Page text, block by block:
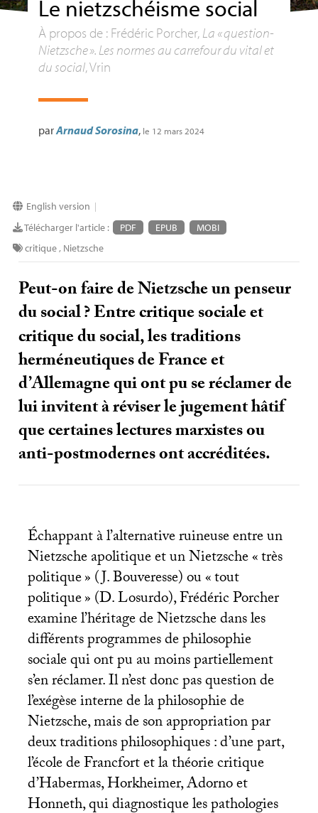
Le nietzschéisme social
À propos de : Frédéric Porcher, La «question-
Nietzsche». Les normes au carrefour du vital et
du social, Vrin
parArnaud Sorosina, le 12 mars 2024
English version |
Télécharger l'article : PDF EPUB
MOBI
critique, Nietzsche
Peut-on faire de Nietzsche un penseur
du social? Entre critique sociale et
critique du social, les traditions
herméneutiques de France et
d’Allemagne qui ont pu se réclamer de
lui invitent à réviser le jugement hâtif
que certaines lectures marxistes ou
anti-postmodernes ont accréditées.
Échappant à l’alternative ruineuse entre un
Nietzsche apolitique et un Nietzsche «très
politique» (J. Bouveresse) ou «tout
politique» (D. Losurdo), Frédéric Porcher
examine l’héritage de Nietzsche dans les
différents programmes de philosophie
sociale qui ont pu au moins partiellement
s’en réclamer. Il n’est donc pas question de
l’exégèse interne de la philosophie de
Nietzsche, mais de son appropriation par
deux traditions philosophiques : d’une part,
l’école de Francfort et la théorie critique
d’Habermas, Horkheimer, Adorno et
Honneth, qui diagnostique les pathologies